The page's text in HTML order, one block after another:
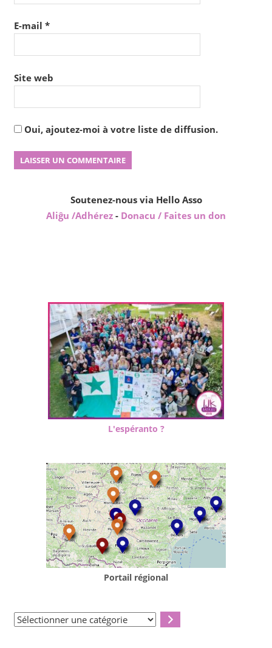
E-mail *
Site web
Oui, ajoutez-moi à votre liste de diffusion.
Soutenez-nous via Hello Asso
Aliĝu /Adhérez - Donacu / Faites un don
L'espéranto ?
Portail régional
Sélectionner